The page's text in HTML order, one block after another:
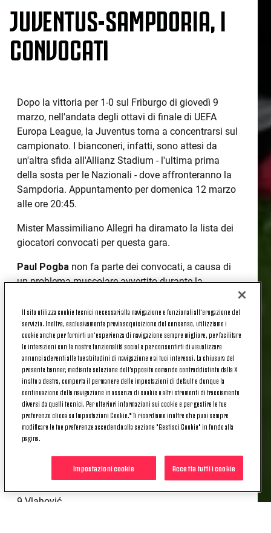
JUVENTUS-SAMPDORIA, I
CONVOCATI
Dopo la vittoria per 1-0 sul Friburgo di giovedì 9
marzo, nell'andata degli ottavi di finale di UEFA
Europa League, la Juventus torna a concentrarsi sul
campionato. I bianconeri, infatti, sono attesi da
un'altra sfida all'Allianz Stadium - l'ultima prima
della sosta per le Nazionali - dove affronteranno la
Sampdoria. Appuntamento per domenica 12 marzo
alle ore 20:45.
Mister Massimiliano Allegri ha diramato la lista dei
giocatori convocati per questa gara.
Paul Pogba non fa parte dei convocati, a causa di
un problema muscolare avvertito durante la
I CONVOCATI
1 Szczesny
2 De Sciglio
3 Bremer
6 Danilo
9 Vlahović
Il sito utilizza cookie tecnici necessari alla navigazione e funzionali all’erogazione del
servizio. Inoltre, esclusivamente previa acquisizione del consenso, utilizziamo i
cookie anche per fornirti un’esperienza di navigazione sempre migliore, per facilitare
le interazioni con le nostre funzionalità social e per consentirti di visualizzare
annunci aderenti alle tue abitudini di navigazione e ai tuoi interessi. La chiusura del
presente banner, mediante selezione dell’apposito comando contraddistinto dalla X
in alto a destra, comporta il permanere delle impostazioni di default e dunque la
continuazione della navigazione in assenza di cookie o altri strumenti di tracciamento
diversi da quelli tecnici. Per ulteriori informazioni sui cookie e per gestire le tue
preferenze clicca su Impostazioni Cookie.* Ti ricordiamo inoltre che puoi sempre
modificare le tue preferenze accedendo alla sezione "Gestisci Cookie" in fondo alla
pagina.
Accetta tutti i cookie
Impostazioni cookie